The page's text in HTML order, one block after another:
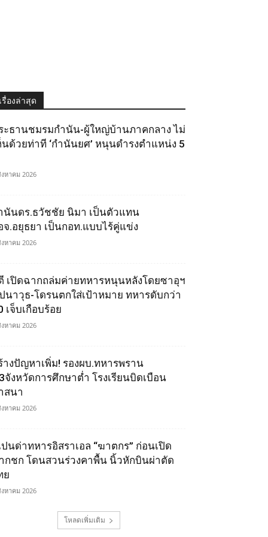
เรื่องล่าสุด
ะธานชมรมกำนัน-ผู้ใหญ่บ้านภาคกลาง ไม่
นด้วยท่าที ‘กำนันยศ’ หนุนดำรงตำแหน่ง 5
หาคม 2026
นันดร.ธวัชชัย นิมา เป็นตัวแทน
จ.อยุธยา เป็นกอท.แบบไร้คู่แข่ง
หาคม 2026
เปิดฉากถล่มค่ายทหารหนุนหลังโดยซาอุฯ
นาวุธ-โดรนตกใส่เป้าหมาย ทหารดับกว่า
เจ็บเกือบร้อย
หาคม 2026
างปัญหาเพิ่ม! รองผบ.ทหารพราน
จังหวัดการศึกษาต่ำ โรงเรียนบิดเบือน
สนา
หาคม 2026
ปนด่าทหารอิสราเอล “ฆาตกร” ก่อนเปิด
กชก โดนสวนร่วงคาพื้น นิ้วหักบินผ่าตัด
ย
หาคม 2026
โหลดเพิ่มเติม